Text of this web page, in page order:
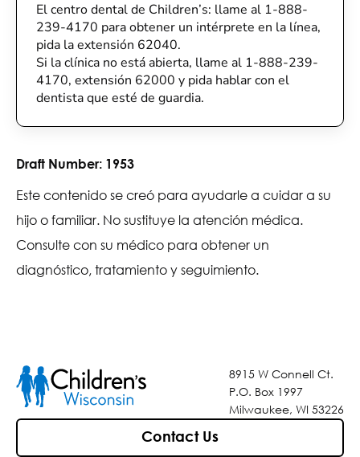
El centro dental de Children’s: llame al 1-888-
239-4170 para obtener un intérprete en la línea,
pida la extensión 62040.
Si la clínica no está abierta, llame al 1-888-239-
4170, extensión 62000 y pida hablar con el
dentista que esté de guardia.
Draft Number: 1953
Este contenido se creó para ayudarle a cuidar a su
hijo o familiar. No sustituye la atención médica.
Consulte con su médico para obtener un
diagnóstico, tratamiento y seguimiento.
8915 W Connell Ct.
P.O. Box 1997
Milwaukee, WI 53226
Contact Us